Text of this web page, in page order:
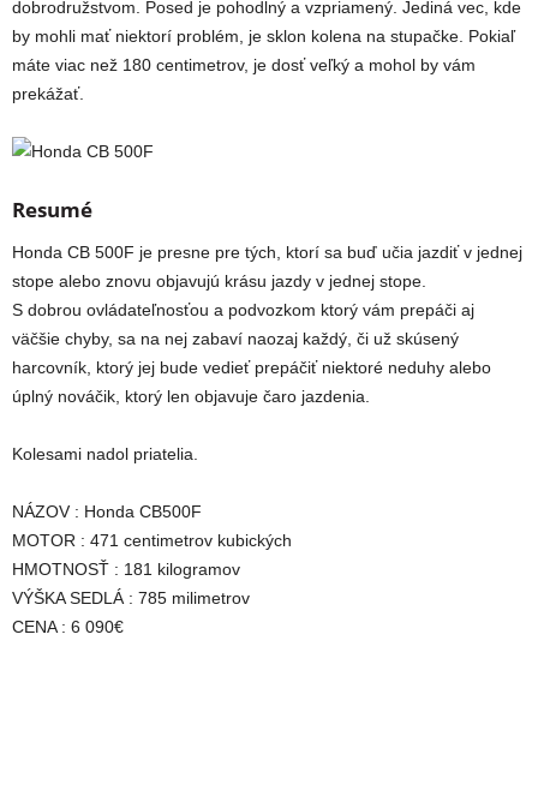
dobrodružstvom. Posed je pohodlný a vzpriamený. Jediná vec, kde
by mohli mať niektorí problém, je sklon kolena na stupačke. Pokiaľ
máte viac než 180 centimetrov, je dosť veľký a mohol by vám
prekážať.
Resumé
Honda CB 500F je presne pre tých, ktorí sa buď učia jazdiť v jednej
stope alebo znovu objavujú krásu jazdy v jednej stope.
S dobrou ovládateľnosťou a podvozkom ktorý vám prepáči aj
väčšie chyby, sa na nej zabaví naozaj každý, či už skúsený
harcovník, ktorý jej bude vedieť prepáčiť niektoré neduhy alebo
úplný nováčik, ktorý len objavuje čaro jazdenia.
Kolesami nadol priatelia.
NÁZOV : Honda CB500F
MOTOR : 471 centimetrov kubických
HMOTNOSŤ : 181 kilogramov
VÝŠKA SEDLÁ : 785 milimetrov
CENA : 6 090€